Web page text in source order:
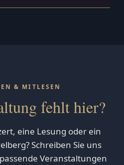
& MITLESEN
fehlt hier?
eine Lesung oder ein
Schreiben Sie uns
Veranstaltungen